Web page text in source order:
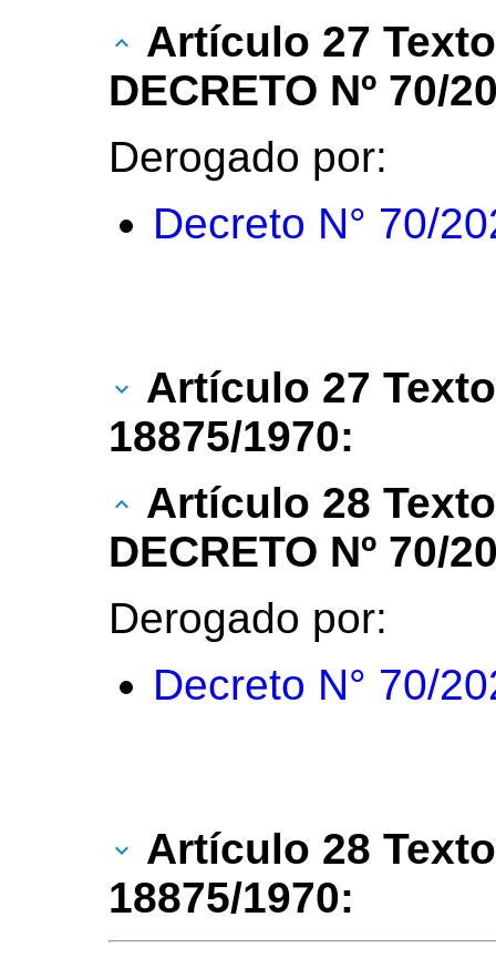
Artículo 27
DECRETO Nº 70/
Derogado por:
Decreto N° 70/
Artículo 27
18875/1970:
Artículo 28
DECRETO Nº 70/
Derogado por:
Decreto N° 70/
Artículo 28
18875/1970: